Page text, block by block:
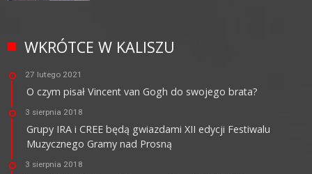
WKRÓTCE W KALISZU
27 lutego 2021
O czym pisał Vincent van Gogh do swojego brata?
3 sierpnia 2018
Grupy IRA i CREE będą gwiazdami XII edycji Festiwalu
Muzycznego Gramy nad Prosną
3 sierpnia 2018